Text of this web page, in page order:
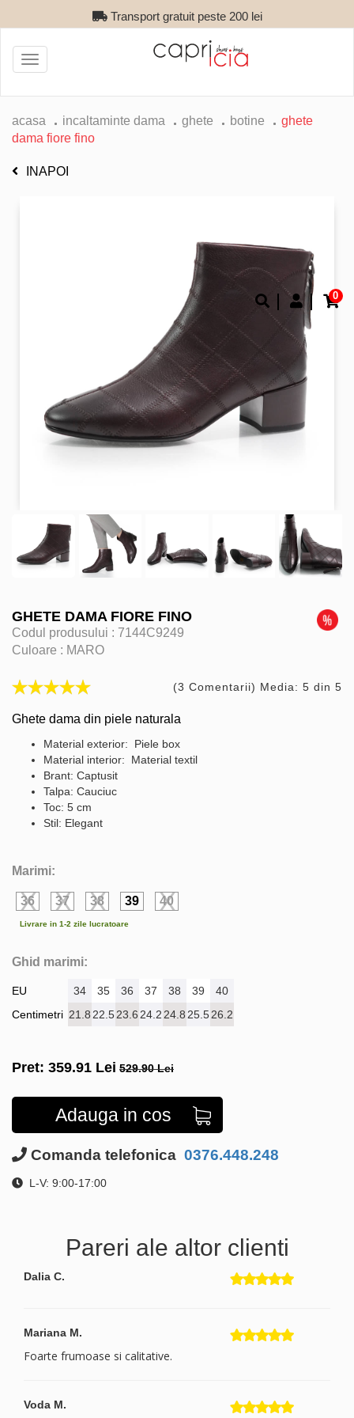
Transport gratuit peste 200 lei
0
Toggle
navigation
acasa incaltaminte dama ghete botine
ghete
dama fiore fino
INAPOI
GHETE DAMA FIORE FINO
Codul produsului : 7144C9249
Culoare : MARO
(3 Comentarii) Media: 5 din 5
Ghete dama din piele naturala
Material exterior: Piele box
Material interior: Material textil
Brant: Captusit
Talpa: Cauciuc
Toc: 5 cm
Stil: Elegant
Marimi:
36 37 38 39 40
Livrare in 1-2 zile lucratoare
Ghid marimi:
EU
Centimetri
34 35 36 37 38 39
40
21.8 22.523.6 24.2 24.8 25.526.2
Pret: 359.91 Lei 529.90 Lei
Adauga in cos
Comanda telefonica 0376.448.248
L-V: 9:00-17:00
Pareri ale altor clienti
Dalia C.
Mariana M.
Foarte frumoase si calitative.
Voda M.